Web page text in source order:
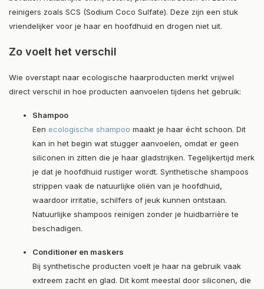
reinigers zoals SCS (Sodium Coco Sulfate). Deze zijn een stuk
vriendelijker voor je haar en hoofdhuid en drogen niet uit.
Zo voelt het verschil
Wie overstapt naar ecologische haarproducten merkt vrijwel
direct verschil in hoe producten aanvoelen tijdens het gebruik:
Shampoo
Een ecologische shampoo maakt je haar écht schoon. Dit
kan in het begin wat stugger aanvoelen, omdat er geen
siliconen in zitten die je haar gladstrijken. Tegelijkertijd merk
je dat je hoofdhuid rustiger wordt. Synthetische shampoos
strippen vaak de natuurlijke oliën van je hoofdhuid,
waardoor irritatie, schilfers of jeuk kunnen ontstaan.
Natuurlijke shampoos reinigen zonder je huidbarrière te
beschadigen.
Conditioner en maskers
Bij synthetische producten voelt je haar na gebruik vaak
extreem zacht en glad. Dit komt meestal door siliconen, die